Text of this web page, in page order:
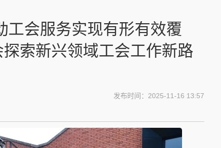
工会服务实现有形有效覆
索新兴领域工会工作新路
发布时间：2025-11-16 13:57